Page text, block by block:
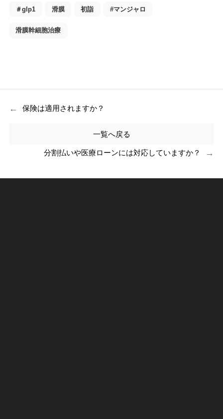
＃glp1 滑膜 初詣 #マンジャロ
滑膜幹細胞治療
← 保険は適用されますか？
一覧へ戻る
分割払いや医療ローンには対応していますか？ →